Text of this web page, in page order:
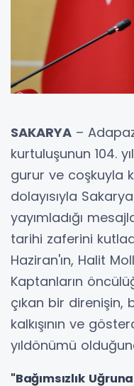
SAKARYA –
kurtuluşunun 104.
gurur ve coşkuyla
dolayısıyla
yayımladığı
tarihi zaferini
Haziran'ın, Halit
Kaptanların
çıkan bir direnişin,
kalkışının ve
yıldönümü
"Bağımsızlık